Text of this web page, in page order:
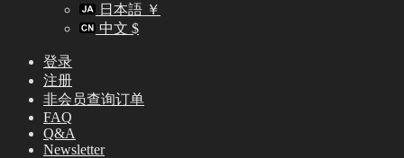
日本語 ￥
中文 $
登录
注册
非会员查询订单
FAQ
Q&A
Newsletter